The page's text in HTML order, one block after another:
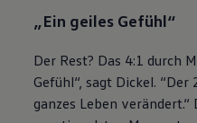
„Ein geiles Gefühl“
Der Rest? Das 4:1 durch
Gefühl“, sagt Dickel.
ganzes Leben